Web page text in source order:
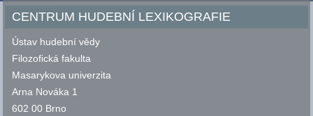
CENTRUM HUDEBNÍ LEXIKOGRAFIE
Ústav hudební vědy
Filozofická fakulta
Masarykova univerzita
Arna Nováka 1
602 00 Brno